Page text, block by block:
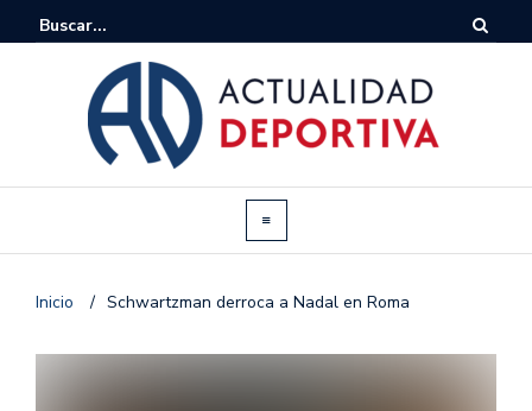
Inicio / Schwartzman derroca a Nadal en Roma